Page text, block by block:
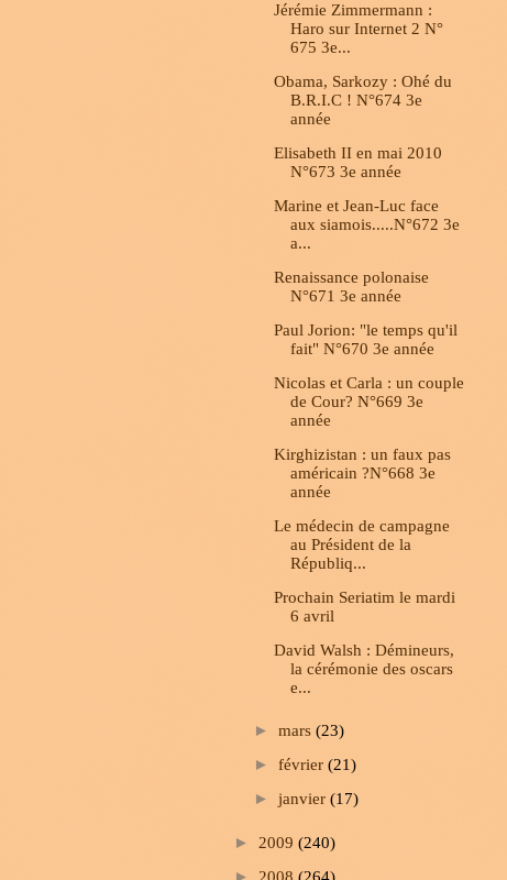
Jérémie Zimmermann :
Haro sur Internet 2 N°
675 3e...
Obama, Sarkozy : Ohé du
B.R.I.C ! N°674 3e
année
Elisabeth II en mai 2010
N°673 3e année
Marine et Jean-Luc face
aux siamois.....N°672 3e
a...
Renaissance polonaise
N°671 3e année
Paul Jorion: "le temps qu'il
fait" N°670 3e année
Nicolas et Carla : un couple
de Cour? N°669 3e
année
Kirghizistan : un faux pas
américain ?N°668 3e
année
Le médecin de campagne
au Président de la
Républiq...
Prochain Seriatim le mardi
6 avril
David Walsh : Démineurs,
la cérémonie des oscars
e...
► mars (23)
► février (21)
► janvier (17)
► 2009 (240)